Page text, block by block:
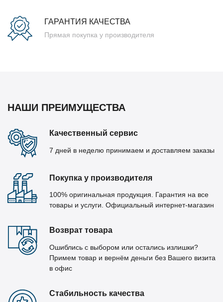
ГАРАНТИЯ КАЧЕСТВА
Прямая покупка у производителя
НАШИ ПРЕИМУЩЕСТВА
Качественный сервис
7 дней в неделю принимаем и доставляем заказы
Покупка у производителя
100% оригинальная продукция. Гарантия на все
товары и услуги. Официальный интернет-магазин
Возврат товара
Ошиблись с выбором или остались излишки?
Примем товар и вернём деньги без Вашего визита
в офис
Стабильность качества